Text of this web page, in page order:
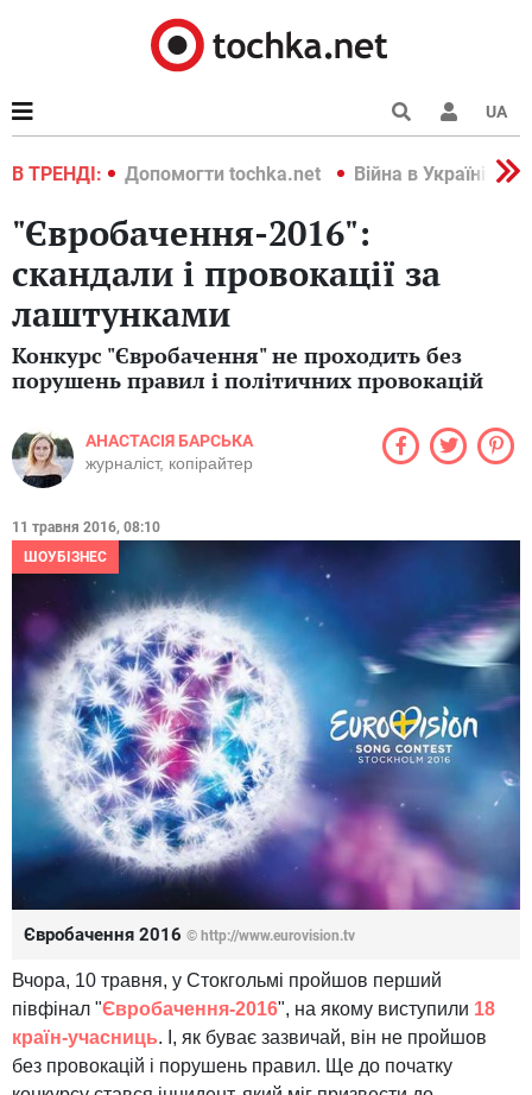
UA
В ТРЕНДІ:
2022 Допомогти tochka.net Війна в Україні 2022
"Євробачення-2016":
скандали і провокації за
лаштунками
Конкурс "Євробачення" не проходить без
порушень правил і політичних провокацій
АНАСТАСІЯ БАРСЬКА
журналіст, копірайтер
11 травня 2016, 08:10
ШОУБІЗНЕС
Євробачення 2016 © http://www.eurovision.tv
Вчора, 10 травня, у Стокгольмі пройшов перший
півфінал "Євробачення-2016", на якому виступили 18
країн-учасниць. І, як буває зазвичай, він не пройшов
без провокацій і порушень правил. Ще до початку